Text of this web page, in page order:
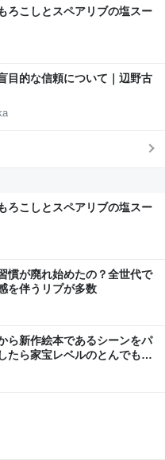
ろこしとスペアリブの塩スー
的な信頼について｜辺野古
ろこしとスペアリブの塩スー
慣が廃れ始めたの？全世代で
を伴うリプが多数
ら新作絵本であるシーンをパ
たら家宝レベルのとんでもな